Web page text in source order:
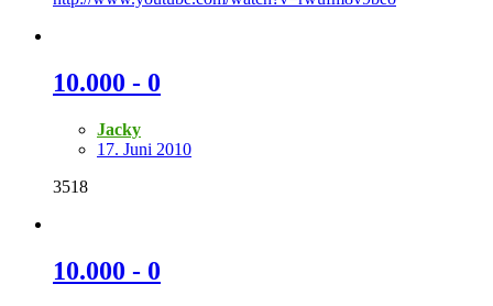
10.000 - 0
Jacky
17. Juni 2010
3518
10.000 - 0